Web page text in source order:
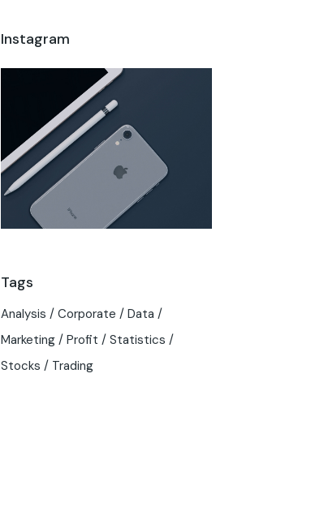
Instagram
Tags
Analysis Corporate
Data
Marketing
Profit
Statistics
Stocks
Trading